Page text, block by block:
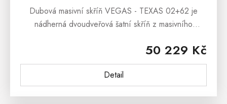
50 229 Kč
Detail
Dubová masivní skříň VEGAS - TEXAS 02+62 je
nádherná dvoudveřová šatní skříň z masivního
moderní ložnice. Nábytek VEGAS - TEXAS...